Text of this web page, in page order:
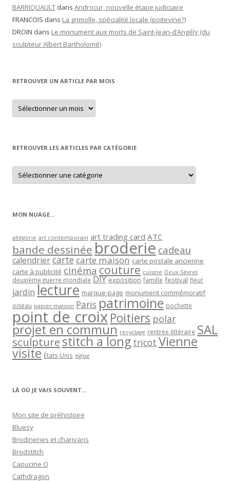
BARRIQUAULT dans Androcur, nouvelle étape judiciaire
FRANCOIS dans La grimolle, spécialité locale (poitevine?)
DROIN dans Le monument aux morts de Saint-Jean-d’Angély (du
sculpteur Albert Bartholomé)
RETROUVER UN ARTICLE PAR MOIS
Retrouver
un
article
RETROUVER LES ARTICLES PAR CATÉGORIE
Retrouver
les
articles
MON NUAGE…
allégorie art contemporain art trading card ATC
bande dessinée broderie cadeau
calendriercartecarte maison carte postale ancienne
carte à publicité cinéma couture cuisine Deux-Sèvres
deuxième guerre mondiale DIY exposition famille festival fleur
jardin lecture marque-page monument commémoratif
oiseau papier maison Paris patrimoine pochette
point de croixPoitiers polar
projet en commun recyclage rentrée littéraire SAL
sculpturestitch a long tricot Vienne
visite États-Unis église
LÀ OÙ JE VAIS SOUVENT…
Mon site de préhistoire
Bluesy
Brodineries et charivaris
Brodstitch
Capucine O
Cathdragon